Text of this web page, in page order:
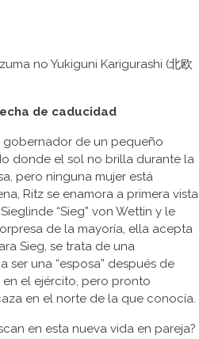
no Yukiguni Karigurashi (北欧
de caducidad
gobernador de un pequeño
donde el sol no brilla durante la
pero ninguna mujer está
Ritz se enamora a primera vista
“Sieg” von Wettin y le
de la mayoría, ella acepta
Sieg, se trata de una
una “esposa” después de
el ejército, pero pronto
en el norte de la que conocía.
en esta nueva vida en pareja?